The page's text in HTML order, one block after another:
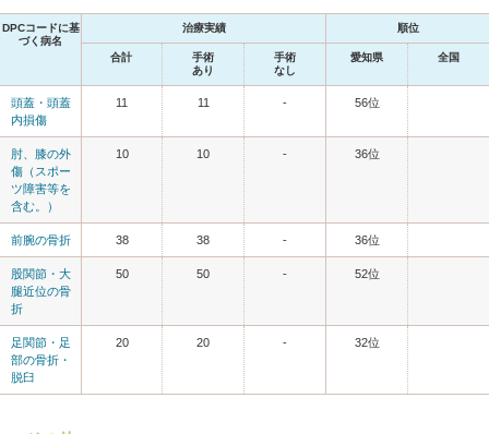
DPCコードに基
づく病名
治療実績 順位
合計
手術
あり
手術
なし
愛知県 全国
頭蓋・頭蓋
内損傷
11 11 - 56位
肘、膝の外
傷（スポー
ツ障害等を
含む。）
10 10 - 36位
前腕の骨折 38 38 - 36位
股関節・大
腿近位の骨
折
50 50 - 52位
足関節・足
部の骨折・
脱臼
20 20 - 32位